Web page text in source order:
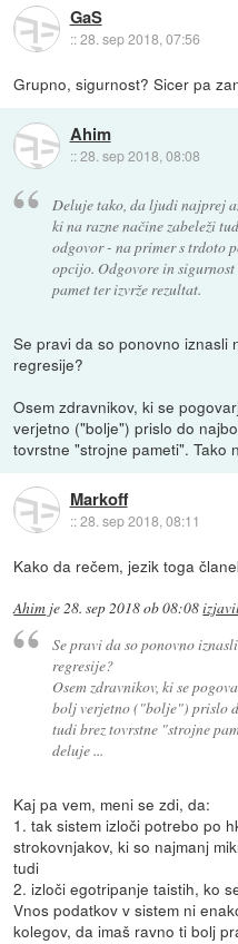
GaS
::28. sep 2018, 07:56
Grupno, sigurnost? Sicer pa
Ahim
::28. sep 2018, 08:08
Deluje tako, da ljudi najprej
ki na razne načine zabeleži
odgovor - na primer s trdoto
opcijo. Odgovore in
pamet ter izvrže rezultat.
Se pravi da so ponovno iznasli
regresije?
Osem zdravnikov, ki se
verjetno ("bolje") prislo do
tovrstne "strojne pameti". Tako
Markoff
::28. sep 2018, 08:11
Kako da rečem, jezik toga
Ahim je28. sep 2018 ob 08:08
Se pravi da so ponovno
regresije?
Osem zdravnikov, ki se
bolj verjetno ("bolje") prislo
tudi brez tovrstne "strojne
deluje ...
Kaj pa vem, meni se zdi, da:
1. tak sistem izloči potrebo po
strokovnjakov, ki so najmanj
tudi
2. izloči egotripanje taistih, ko
Vnos podatkov v sistem ni
kolegov, da imaš ravno ti bolj